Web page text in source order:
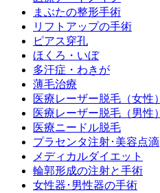
まぶたの整形手術
リフトアップの手術
ピアス穿孔
ほくろ・いぼ
多汗症・わきが
薄毛治療
医療レーザー脱毛（女性）
医療レーザー脱毛（男性）
医療ニードル脱毛
プラセンタ注射･美容点滴
メディカルダイエット
輪郭形成の注射と手術
女性器･男性器の手術